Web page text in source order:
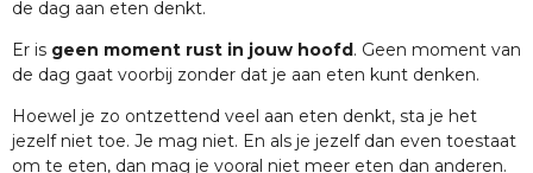
de dag aan eten denkt.
Er is geen moment rust in jouw hoofd. Geen moment van
de dag gaat voorbij zonder dat je aan eten kunt denken.
Hoewel je zo ontzettend veel aan eten denkt, sta je het
jezelf niet toe. Je mag niet. En als je jezelf dan even toestaat
om te eten, dan mag je vooral niet meer eten dan anderen.